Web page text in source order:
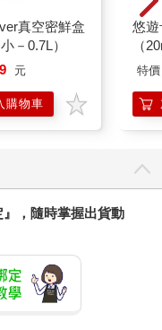
真空密鮮盒
－0.7L）
元
購物車
悠
（
特價
，隨時掌握出貨動